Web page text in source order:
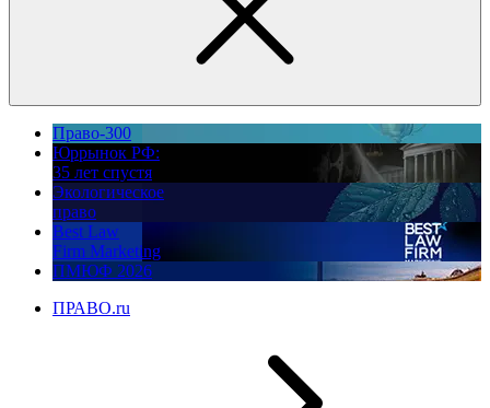
Право-300
Юррынок РФ:
35 лет спустя
Экологическое
право
Best Law
Firm Marketing
ПМЮФ 2026
ПРАВО.ru